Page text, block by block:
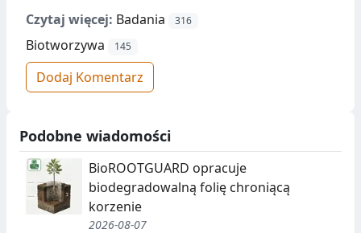
Czytaj więcej: Badania 316
Biotworzywa 145
Dodaj Komentarz
Podobne wiadomości
BioROOTGUARD opracuje
biodegradowalną folię chroniącą
korzenie
2026-08-07